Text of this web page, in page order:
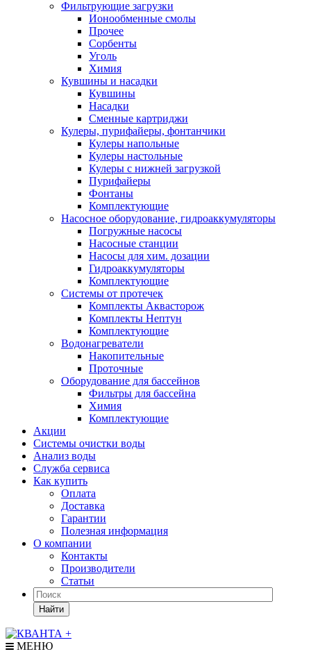
Фильтрующие загрузки
Ионообменные смолы
Прочее
Сорбенты
Уголь
Химия
Кувшины и насадки
Кувшины
Насадки
Сменные картриджи
Кулеры, пурифайеры, фонтанчики
Кулеры напольные
Кулеры настольные
Кулеры с нижней загрузкой
Пурифайеры
Фонтаны
Комплектующие
Насосное оборудование, гидроаккумуляторы
Погружные насосы
Насосные станции
Насосы для хим. дозации
Гидроаккумуляторы
Комплектующие
Системы от протечек
Комплекты Аквасторож
Комплекты Нептун
Комплектующие
Водонагреватели
Накопительные
Проточные
Оборудование для бассейнов
Фильтры для бассейна
Химия
Комплектующие
Акции
Системы очистки воды
Анализ воды
Служба сервиса
Как купить
Оплата
Доставка
Гарантии
Полезная информация
О компании
Контакты
Производители
Статьи
Найти
МЕНЮ